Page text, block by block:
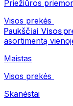
Priežiūros
Visos prekės
Paukščiai Visos
asortimentą
Maistas
Visos prekės
Skanėstai